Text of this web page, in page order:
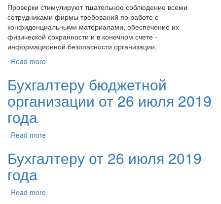
Проверки стимулируют тщательное соблюдение всеми
сотрудниками фирмы требований по работе с
конфиденциальными материалами, обеспечение их
физической сохранности и в конечном счете -
информационной безопасности организации.
Read more
Бухгалтеру бюджетной
организации от 26 июля 2019
года
Read more
Бухгалтеру от 26 июля 2019
года
Read more